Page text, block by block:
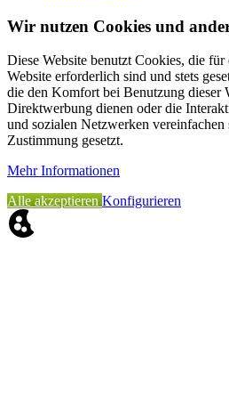
Wir nutzen Cookies und
Diese Website benutzt Cookies, die
Website erforderlich sind und stets
die den Komfort bei Benutzung dieser
Direktwerbung dienen oder die
und sozialen Netzwerken
Zustimmung gesetzt.
Mehr Informationen
Alle akzeptierenKonfigurieren